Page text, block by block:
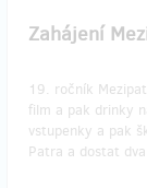
Zahájení
19. ročník
film a pak drinky
vstupenky a pak
Patra a dostat